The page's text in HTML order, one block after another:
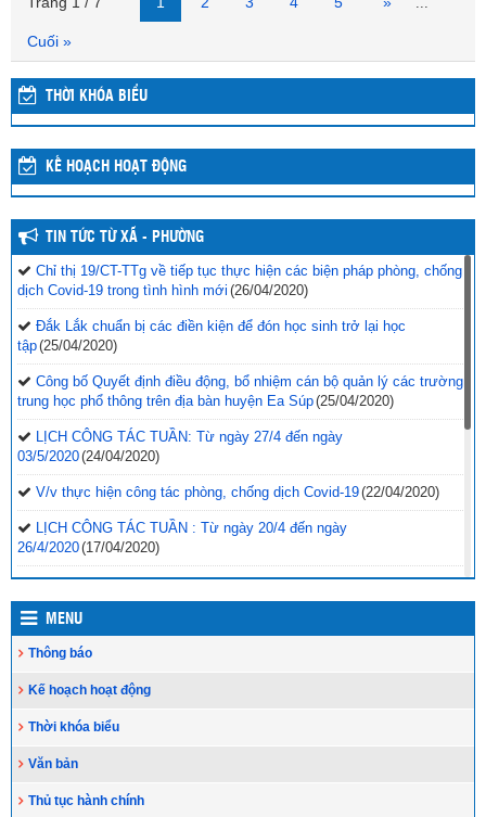
Cuối »
THỜI KHÓA BIỂU
KẾ HOẠCH HOẠT ĐỘNG
TIN TỨC TỪ XÃ - PHƯỜNG
Chỉ thị 19/CT-TTg về tiếp tục thực hiện các biện pháp phòng, chống
dịch Covid-19 trong tình hình mới (26/04/2020)
Đắk Lắk chuẩn bị các điền kiện để đón học sinh trở lại học
tập(25/04/2020)
Công bố Quyết định điều động, bổ nhiệm cán bộ quản lý các trường
trung học phổ thông trên địa bàn huyện Ea Súp(25/04/2020)
LỊCH CÔNG TÁC TUẦN: Từ ngày 27/4 đến ngày
03/5/2020(24/04/2020)
V/v thực hiện công tác phòng, chống dịch Covid-19(22/04/2020)
LỊCH CÔNG TÁC TUẦN : Từ ngày 20/4 đến ngày
26/4/2020(17/04/2020)
Nhiều tỉnh miền núi khó khăn như Điện Biên, Quảng Nam, Đắk
Lắk…số lượng học sinh THPT theo học được với hình thức trực
tuyến chỉ đạt khoảng 70% do không có mạng Internet, học sinh phải
tự học(17/04/2020)
phòng, chống dịch bệnh Covid-19; tổ chức thực hiện chương trình
năm học 2019-2020
19/4/2020 (13/04/2020)
MENU
Thông báo
Kế hoạch hoạt động
Thời khóa biểu
Văn bản
Thủ tục hành chính